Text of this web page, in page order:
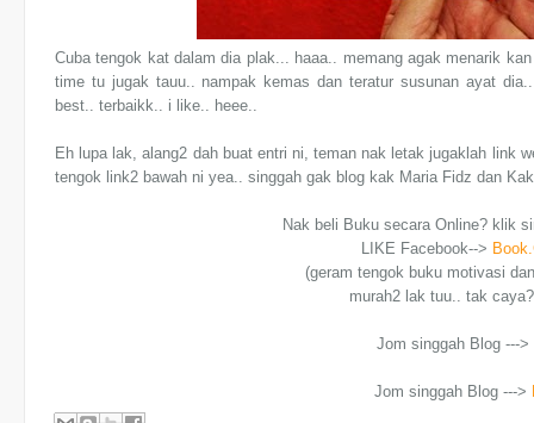
Cuba tengok kat dalam dia plak... haaa.. memang agak menarik
time tu jugak tauu.. nampak kemas dan teratur susunan ayat
best.. terbaikk.. i like.. heee..
Eh lupa lak, alang2 dah buat entri ni, teman nak letak jugaklah link
tengok link2 bawah ni yea.. singgah gak blog kak Maria Fidz dan
Nak beli Buku secara Online? klik
LIKE Facebook-->
(geram tengok buku motivasi
murah2 lak tuu.. tak
Jom singgah Blog --->
Jom singgah Blog --->